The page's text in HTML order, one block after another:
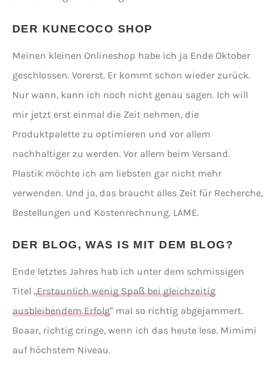
DER KUNECOCO SHOP
Meinen kleinen Onlineshop habe ich ja Ende Oktober
geschlossen. Vorerst. Er kommt schon wieder zurück.
Nur wann, kann ich noch nicht genau sagen. Ich will
mir jetzt erst einmal die Zeit nehmen, die
Produktpalette zu optimieren und vor allem
nachhaltiger zu werden. Vor allem beim Versand.
Plastik möchte ich am liebsten gar nicht mehr
verwenden. Und ja, das braucht alles Zeit für Recherche,
Bestellungen und Kostenrechnung. LAME.
DER BLOG, WAS IS MIT DEM BLOG?
Ende letztes Jahres hab ich unter dem schmissigen
Titel „Erstaunlich wenig Spaß bei gleichzeitig
ausbleibendem Erfolg“ mal so richtig abgejammert.
Boaar, richtig cringe, wenn ich das heute lese. Mimimi
auf höchstem Niveau.